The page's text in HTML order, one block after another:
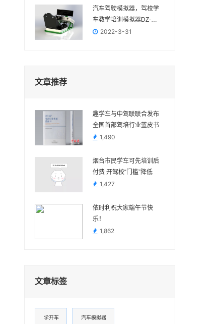
汽车驾驶模拟器，驾校学
车教学培训模拟器DZ-
20222022-3-31
文章推荐
趣学车与中驾联联合发布
全国首部驾培行业蓝皮书
1,490
烟台市民学车可先培训后
付费 开驾校“门槛”降低
1,427
依时利祝大家端午节快
乐！
1,862
文章标签
学开车 汽车模拟器